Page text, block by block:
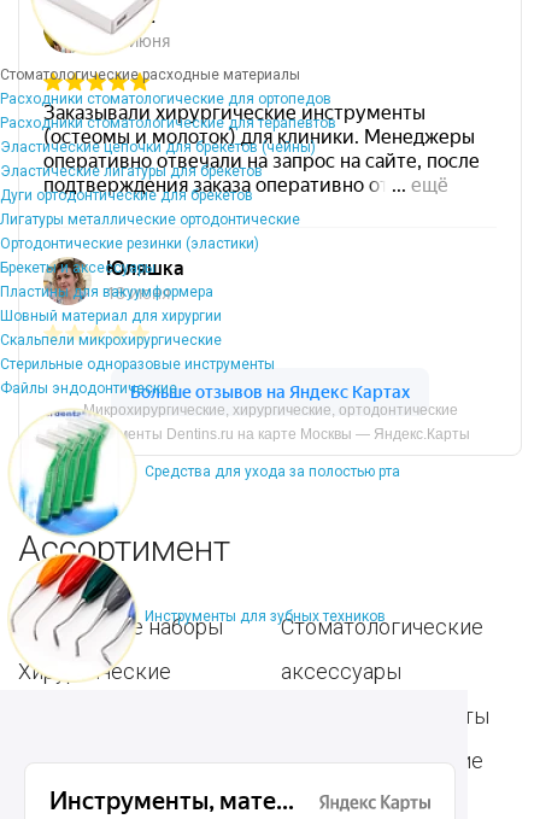
Стоматологические расходные материалы
Расходники стоматологические для ортопедов
Расходники стоматологические для терапевтов
Эластические цепочки для брекетов (чейны)
Эластические лигатуры для брекетов
Дуги ортодонтические для брекетов
Лигатуры металлические ортодонтические
Ортодонтические резинки (эластики)
Брекеты и аксессуары
Пластины для вакуумформера
Шовный материал для хирургии
Скальпели микрохирургические
Стерильные одноразовые инструменты
Файлы эндодонтические
Средства для ухода за полостью рта
Инструменты для зубных техников
Микрохирургические, хирургические, ортодонтические
инструменты Dentins.ru на карте Москвы — Яндекс.Карты
Ассортимент
Популярные наборы
Хирургические
Пародонтологические
инструменты
Стоматологические
аксессуары
Общие инструменты
Стоматологические
материалы